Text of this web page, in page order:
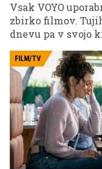
Vsak VOYO
zbirko filmov.
dnevu pa v svojo
FILM/TV